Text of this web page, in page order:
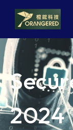
goldennet
2024